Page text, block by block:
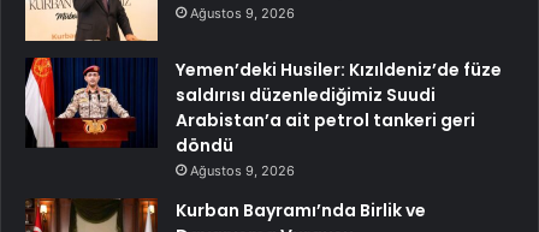
Ağustos 9, 2026
Yemen’deki Husiler: Kızıldeniz’de füze
saldırısı düzenlediğimiz Suudi
Arabistan’a ait petrol tankeri geri
döndü
Ağustos 9, 2026
Kurban Bayramı’nda Birlik ve